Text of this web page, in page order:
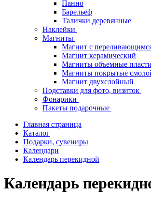
Панно
Барельеф
Талички деревянные
Наклейки
Магниты
Магнит с
Магнит керамический
Магниты объемные
Магниты покрытые
Магнит двухслойный
Подставки для фото, визиток
Фонарики
Пакеты подарочные
Главная страница
Каталог
Подарки, сувениры
Календари
Календарь перекидной
Календарь